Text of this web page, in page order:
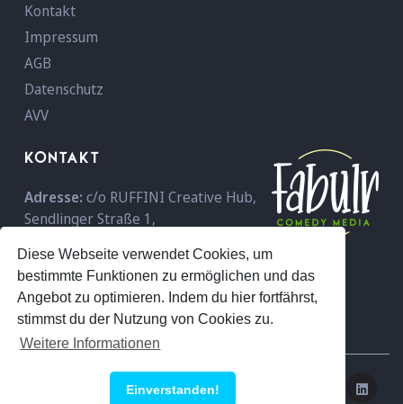
Diese Webseite verwendet Cookies, um
bestimmte Funktionen zu ermöglichen und das
Angebot zu optimieren. Indem du hier fortfährst,
stimmst du der Nutzung von Cookies zu.
Weitere Informationen
Einverstanden!
Kontakt
Impressum
AGB
Datenschutz
AVV
KONTAKT
Adresse: c/o RUFFINI Creative Hub,
Sendlinger Straße 1,
Telefon:
+49 089 - 18 96 59 600
E-Mail: info@fabulr.com